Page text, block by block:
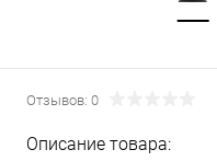
Отзывов: 0
Описание товара: